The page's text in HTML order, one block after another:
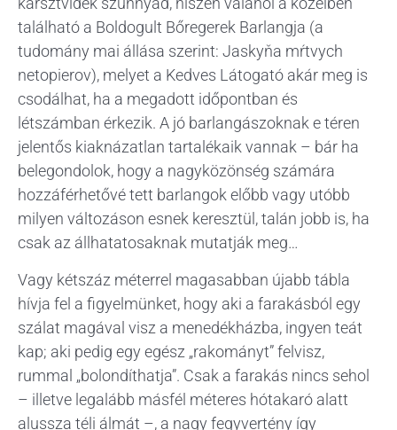
található a Boldogult Bőregerek Barlangja (a
tudomány mai állása szerint: Jaskyňa mŕtvych
netopierov), melyet a Kedves Látogató akár meg is
csodálhat, ha a megadott időpontban és
létszámban érkezik. A jó barlangászoknak e téren
jelentős kiaknázatlan tartalékaik vannak – bár ha
belegondolok, hogy a nagyközönség számára
hozzáférhetővé tett barlangok előbb vagy utóbb
milyen változáson esnek keresztül, talán jobb is, ha
csak az állhatatosaknak mutatják meg…
Vagy kétszáz méterrel magasabban újabb tábla
hívja fel a figyelmünket, hogy aki a farakásból egy
szálat magával visz a menedékházba, ingyen teát
kap; aki pedig egy egész „rakományt” felvisz,
rummal „bolondíthatja”. Csak a farakás nincs sehol
– illetve legalább másfél méteres hótakaró alatt
alussza téli álmát –, a nagy fegyvertény így